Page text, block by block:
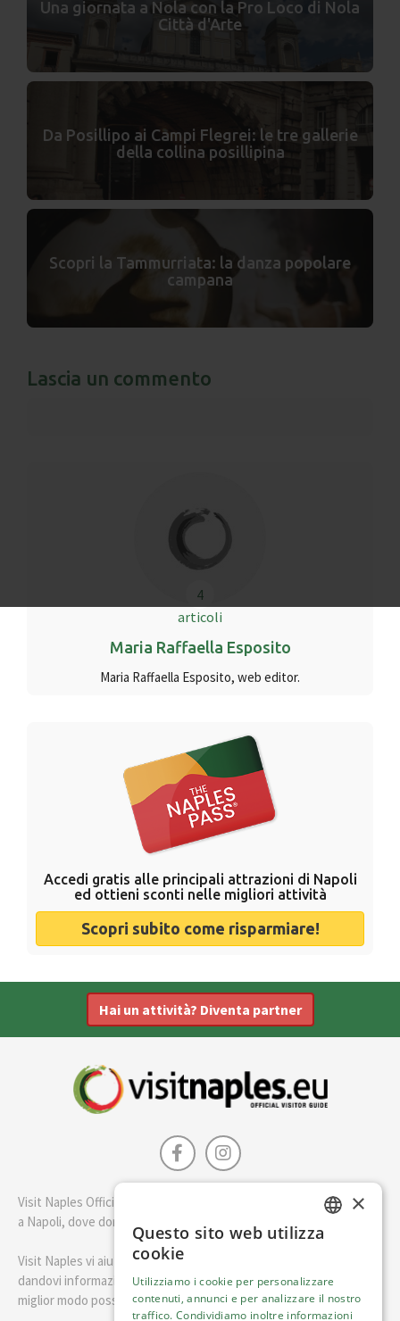
Una giornata a Nola con la Pro Loco di Nola
Città d'Arte
Da Posillipo ai Campi Flegrei: le tre gallerie
della collina posillipina
Scopri la Tammurriata: la danza popolare
campana
Lascia un commento
4
articoli
Maria Raffaella Esposito
Maria Raffaella Esposito, web editor.
Accedi gratis alle principali attrazioni di Napoli
ed ottieni sconti nelle migliori attività
Scopri subito come risparmiare!
Hai un attività? Diventa partner
Visit Naples Official è la guida della città di Napoli. Scopri cosa fare
a Napoli, dove dormire e i migliori posti dove mangiare.
Visit Naples vi aiuterà a pianificare il vostro viaggio a Napoli
dandovi informazioni utili e consigli su come visitare Napoli nel
miglior modo possibile.
×
Questo sito web utilizza
cookie
Utilizziamo i cookie per personalizzare
contenuti, annunci e per analizzare il nostro
traffico. Condividiamo inoltre informazioni